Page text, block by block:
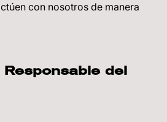
con nosotros de manera
del